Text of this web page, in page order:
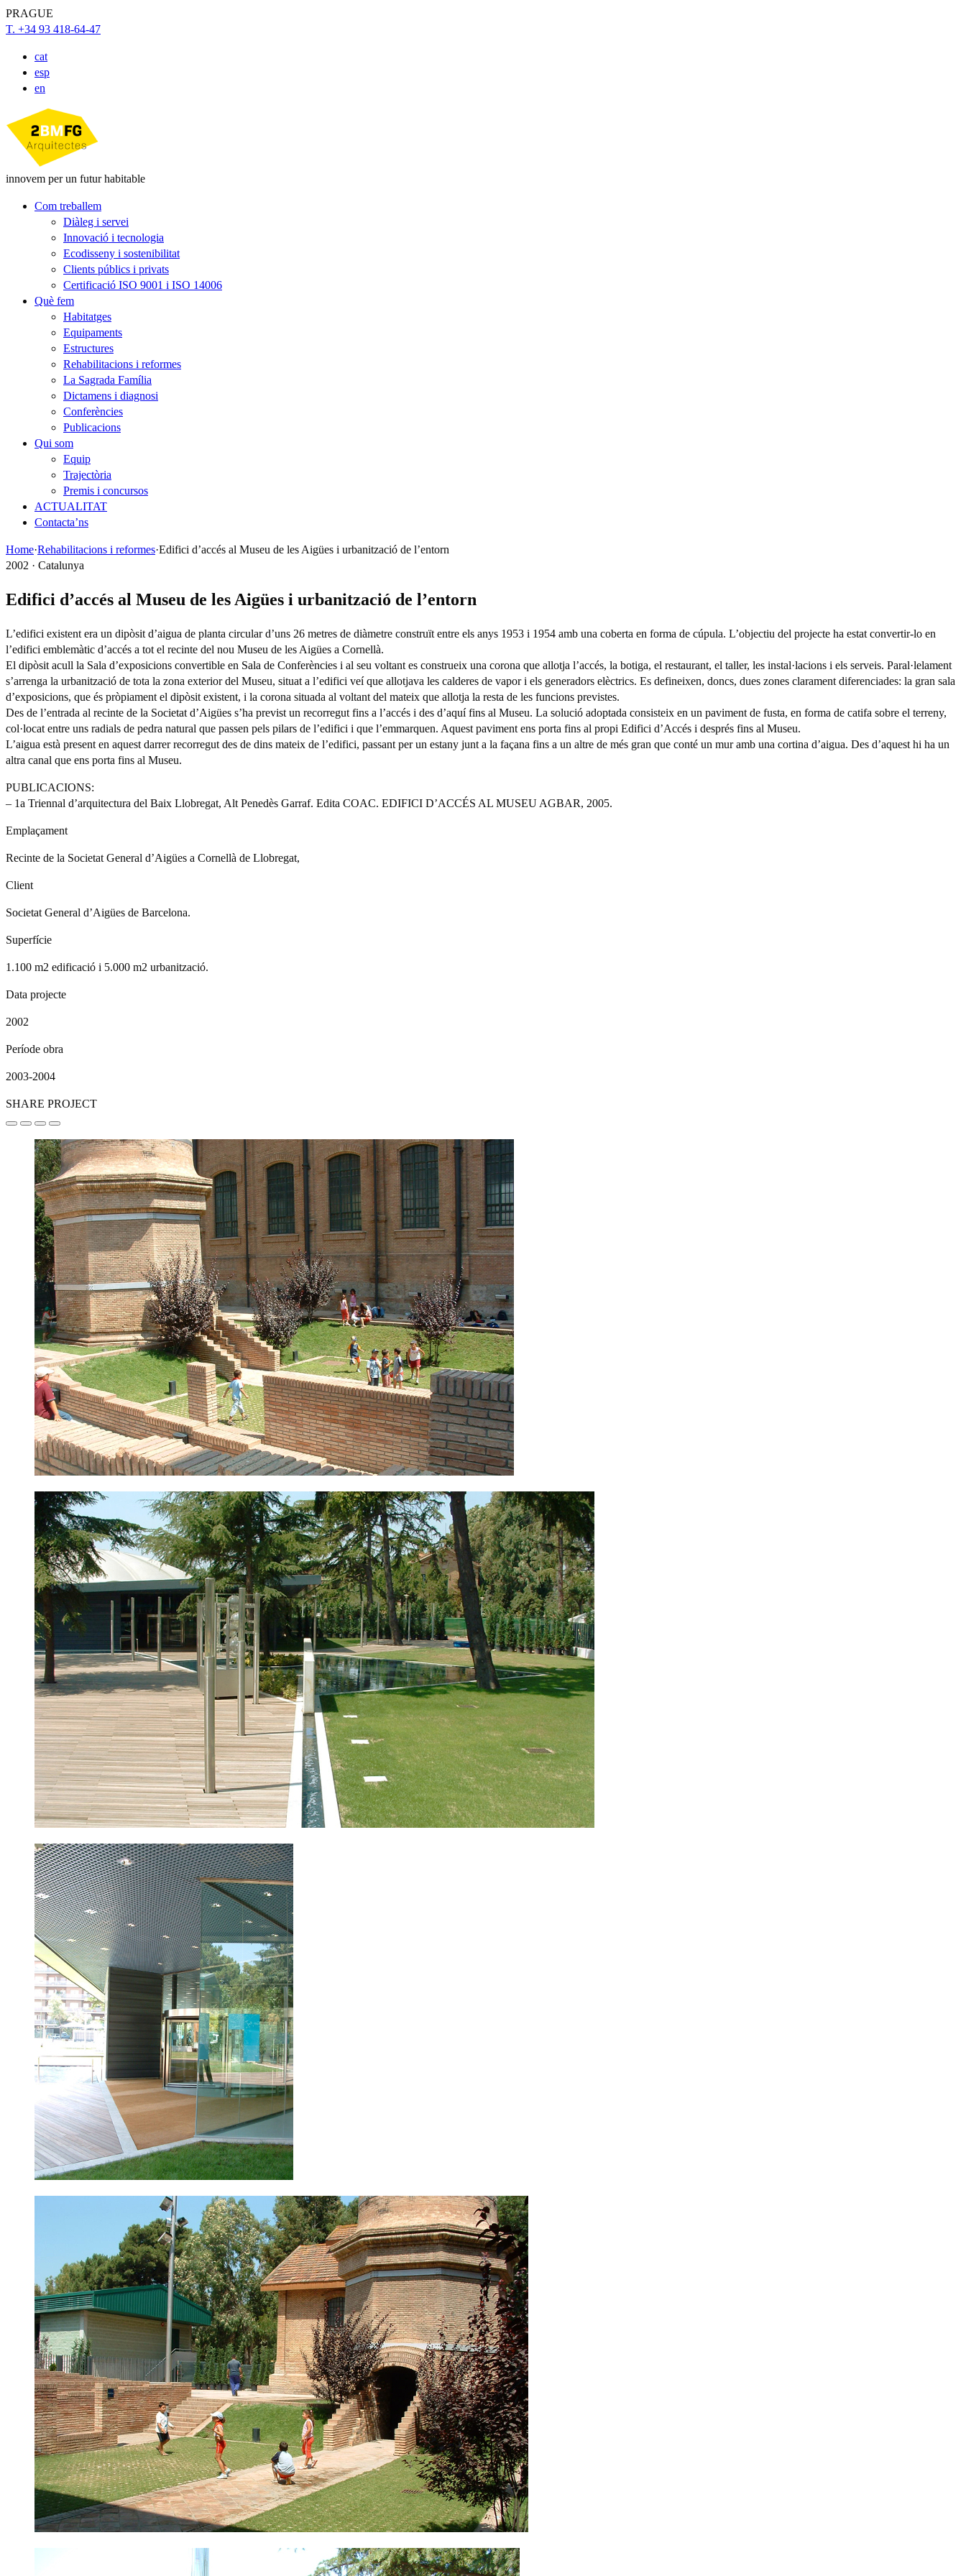
PRAGUE
T. +34 93 418-64-47
cat
esp
en
innovem per un futur habitable
Com treballem
Diàleg i servei
Innovació i tecnologia
Ecodisseny i sostenibilitat
Clients públics i privats
Certificació ISO 9001 i ISO 14006
Què fem
Habitatges
Equipaments
Estructures
Rehabilitacions i reformes
La Sagrada Família
Dictamens i diagnosi
Conferències
Publicacions
Qui som
Equip
Trajectòria
Premis i concursos
ACTUALITAT
Contacta’ns
Home·Rehabilitacions i reformes·Edifici d’accés al Museu de les Aigües i urbanització de l’entorn
2002 · Catalunya
Edifici d’accés al Museu de les Aigües i urbanització de l’entorn
L’edifici existent era un dipòsit d’aigua de planta circular d’uns 26 metres de diàmetre construït entre els anys 1953 i 1954 amb una coberta en forma de cúpula. L’objectiu del projecte ha estat convertir-lo en
l’edifici emblemàtic d’accés a tot el recinte del nou Museu de les Aigües a Cornellà.
El dipòsit acull la Sala d’exposicions convertible en Sala de Conferències i al seu voltant es construeix una corona que allotja l’accés, la botiga, el restaurant, el taller, les instal·lacions i els serveis. Paral·lelament
s’arrenga la urbanització de tota la zona exterior del Museu, situat a l’edifici veí que allotjava les calderes de vapor i els generadors elèctrics. Es defineixen, doncs, dues zones clarament diferenciades: la gran sala
d’exposicions, que és pròpiament el dipòsit existent, i la corona situada al voltant del mateix que allotja la resta de les funcions previstes.
Des de l’entrada al recinte de la Societat d’Aigües s’ha previst un recorregut fins a l’accés i des d’aquí fins al Museu. La solució adoptada consisteix en un paviment de fusta, en forma de catifa sobre el terreny,
col·locat entre uns radials de pedra natural que passen pels pilars de l’edifici i que l’emmarquen. Aquest paviment ens porta fins al propi Edifici d’Accés i després fins al Museu.
L’aigua està present en aquest darrer recorregut des de dins mateix de l’edifici, passant per un estany junt a la façana fins a un altre de més gran que conté un mur amb una cortina d’aigua. Des d’aquest hi ha un
altra canal que ens porta fins al Museu.
PUBLICACIONS:
– 1a Triennal d’arquitectura del Baix Llobregat, Alt Penedès Garraf. Edita COAC. EDIFICI D’ACCÉS AL MUSEU AGBAR, 2005.
Emplaçament
Recinte de la Societat General d’Aigües a Cornellà de Llobregat,
Client
Societat General d’Aigües de Barcelona.
Superfície
1.100 m2 edificació i 5.000 m2 urbanització.
Data projecte
2002
Període obra
2003-2004
SHARE PROJECT